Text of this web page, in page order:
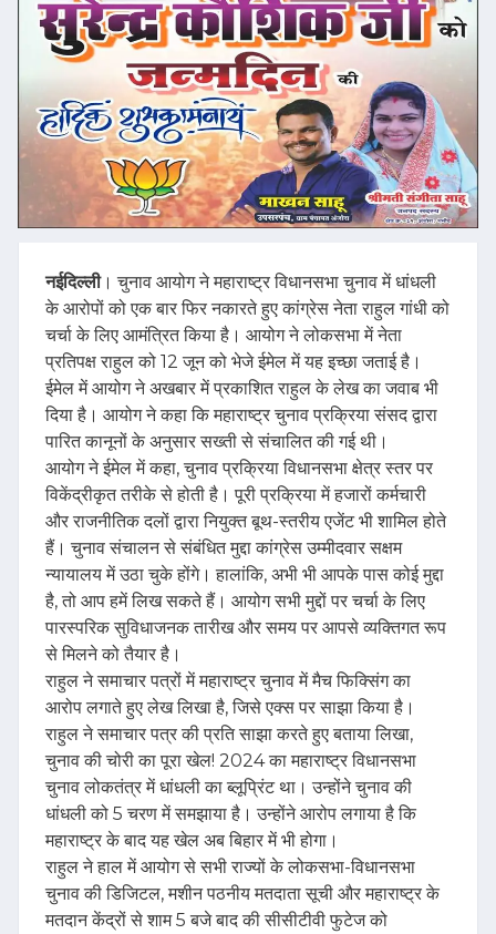
नईदिल्ली। चुनाव आयोग ने महाराष्ट्र विधानसभा चुनाव में धांधली
के आरोपों को एक बार फिर नकारते हुए कांग्रेस नेता राहुल गांधी को
चर्चा के लिए आमंत्रित किया है। आयोग ने लोकसभा में नेता
प्रतिपक्ष राहुल को 12 जून को भेजे ईमेल में यह इच्छा जताई है।
ईमेल में आयोग ने अखबार में प्रकाशित राहुल के लेख का जवाब भी
दिया है। आयोग ने कहा कि महाराष्ट्र चुनाव प्रक्रिया संसद द्वारा
पारित कानूनों के अनुसार सख्ती से संचालित की गई थी।
आयोग ने ईमेल में कहा, चुनाव प्रक्रिया विधानसभा क्षेत्र स्तर पर
विकेंद्रीकृत तरीके से होती है। पूरी प्रक्रिया में हजारों कर्मचारी
और राजनीतिक दलों द्वारा नियुक्त बूथ-स्तरीय एजेंट भी शामिल होते
हैं। चुनाव संचालन से संबंधित मुद्दा कांग्रेस उम्मीदवार सक्षम
न्यायालय में उठा चुके होंगे। हालांकि, अभी भी आपके पास कोई मुद्दा
है, तो आप हमें लिख सकते हैं। आयोग सभी मुद्दों पर चर्चा के लिए
पारस्परिक सुविधाजनक तारीख और समय पर आपसे व्यक्तिगत रूप
से मिलने को तैयार है।
राहुल ने समाचार पत्रों में महाराष्ट्र चुनाव में मैच फिक्सिंग का
आरोप लगाते हुए लेख लिखा है, जिसे एक्स पर साझा किया है।
राहुल ने समाचार पत्र की प्रति साझा करते हुए बताया लिखा,
चुनाव की चोरी का पूरा खेल! 2024 का महाराष्ट्र विधानसभा
चुनाव लोकतंत्र में धांधली का ब्लूप्रिंट था। उन्होंने चुनाव की
धांधली को 5 चरण में समझाया है। उन्होंने आरोप लगाया है कि
महाराष्ट्र के बाद यह खेल अब बिहार में भी होगा।
राहुल ने हाल में आयोग से सभी राज्यों के लोकसभा-विधानसभा
चुनाव की डिजिटल, मशीन पठनीय मतदाता सूची और महाराष्ट्र के
मतदान केंद्रों से शाम 5 बजे बाद की सीसीटीवी फुटेज को